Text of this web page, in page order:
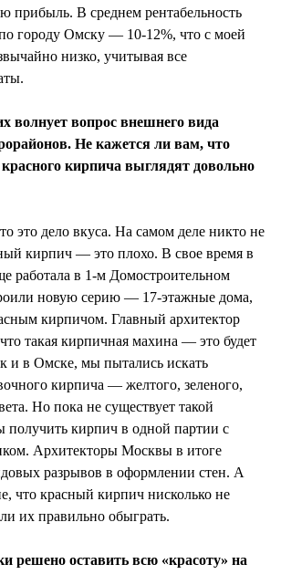
прибыль. В среднем рентабельность
городу Омску — 10-12%, что с моей
низко, учитывая все
волнует вопрос внешнего вида
Не кажется ли вам, что
кирпича выглядят довольно
это дело вкуса. На самом деле никто не
кирпич — это плохо. В свое время в
работала в 1-м Домостроительном
новую серию — 17-этажные дома,
кирпичом. Главный архитектор
такая кирпичная махина — это будет
и в Омске, мы пытались искать
кирпича — желтого, зеленого,
Но пока не существует такой
получить кирпич в одной партии с
Архитекторы Москвы в итоге
разрывов в оформлении стен. А
что красный кирпич нисколько не
их правильно обыграть.
решено оставить всю «красоту» на